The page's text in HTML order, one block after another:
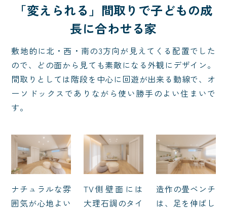
「変えられる」間取りで子どもの成
長に合わせる家
敷地的に北・西・南の3方向が見えてくる配置でした
ので、どの面から見ても素敵になる外観にデザイン。
間取りとしては階段を中心に回遊が出来る動線で、オ
ーソドックスでありながら使い勝手のよい住まいで
す。
ナチュラルな雰
囲気が心地よい
TV側壁面には
大理石調のタイ
造作の畳ベンチ
は、足を伸ばし